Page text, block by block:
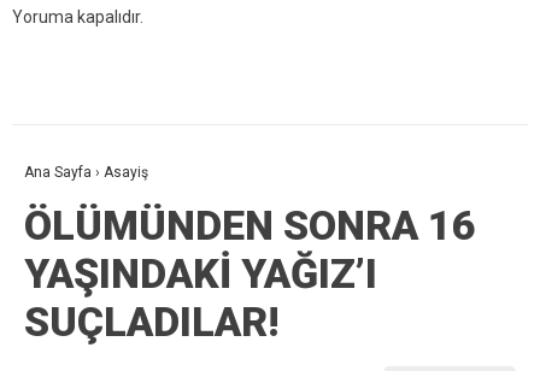
Yoruma kapalıdır.
Ana Sayfa › Asayiş
ÖLÜMÜNDEN SONRA 16
YAŞINDAKİ YAĞIZ’I
SUÇLADILAR!